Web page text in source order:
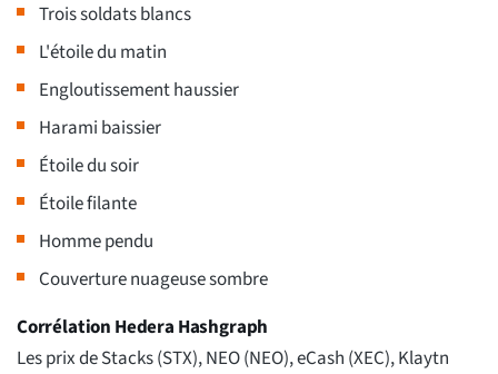
Trois soldats blancs
L'étoile du matin
Engloutissement haussier
Harami baissier
Étoile du soir
Étoile filante
Homme pendu
Couverture nuageuse sombre
Corrélation Hedera Hashgraph
Les prix de Stacks (STX), NEO (NEO), eCash (XEC), Klaytn